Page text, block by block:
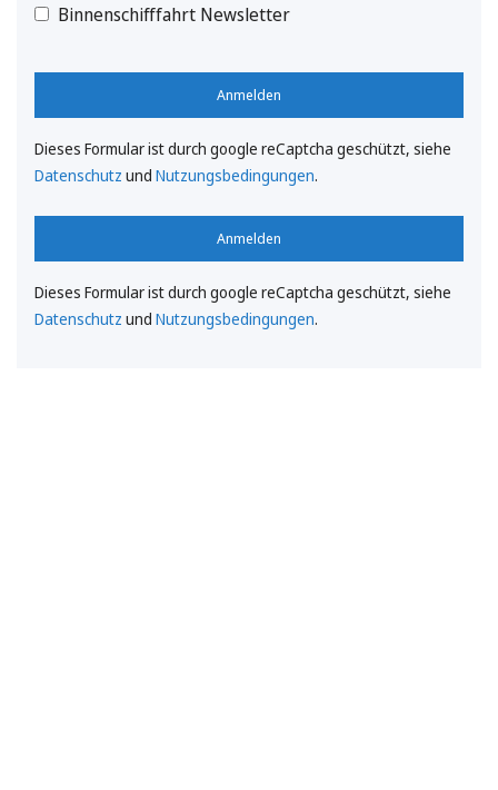
Binnenschifffahrt Newsletter
Anmelden
Dieses Formular ist durch google reCaptcha geschützt, siehe
Datenschutz und Nutzungsbedingungen.
Anmelden
Dieses Formular ist durch google reCaptcha geschützt, siehe
Datenschutz und Nutzungsbedingungen.